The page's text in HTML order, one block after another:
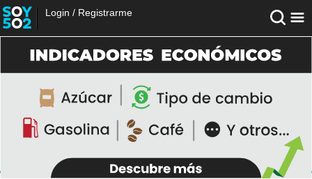
Login / Registrarme